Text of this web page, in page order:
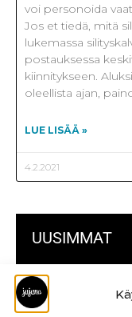
UUSIMMAT
Kulmikas pussukka
voi personoida
Jos et tiedä, mitä
lukemassa
postauksessa
kiinnitykseen.
oleellista ajan,
LUE LISÄÄ »
4.2.2021